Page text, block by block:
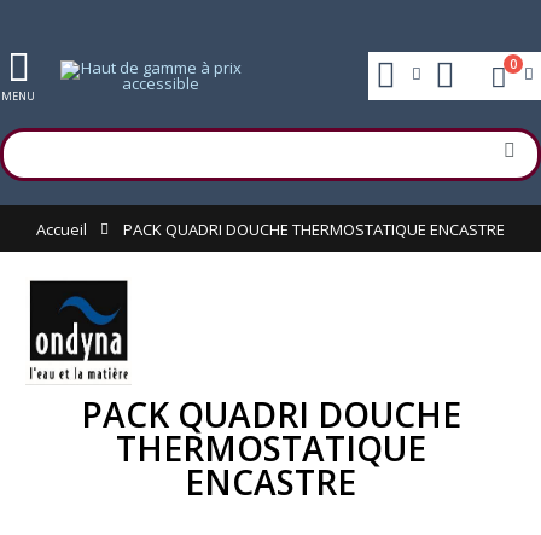
MENU
0
Accueil PACK QUADRI DOUCHE THERMOSTATIQUE ENCASTRE
PACK QUADRI DOUCHE
THERMOSTATIQUE
ENCASTRE